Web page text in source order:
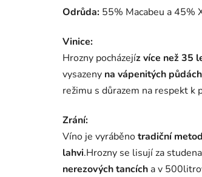
Odrůda: 55% Macabeu a 45%
Vinice:
Hrozny pocházejíz více než 35
vysazeny na vápenitých půdách
režimu s důrazem na respekt k
Zrání:
Víno je vyráběnotradiční
lahvi.Hrozny se lisují za
nerezových tancích a v